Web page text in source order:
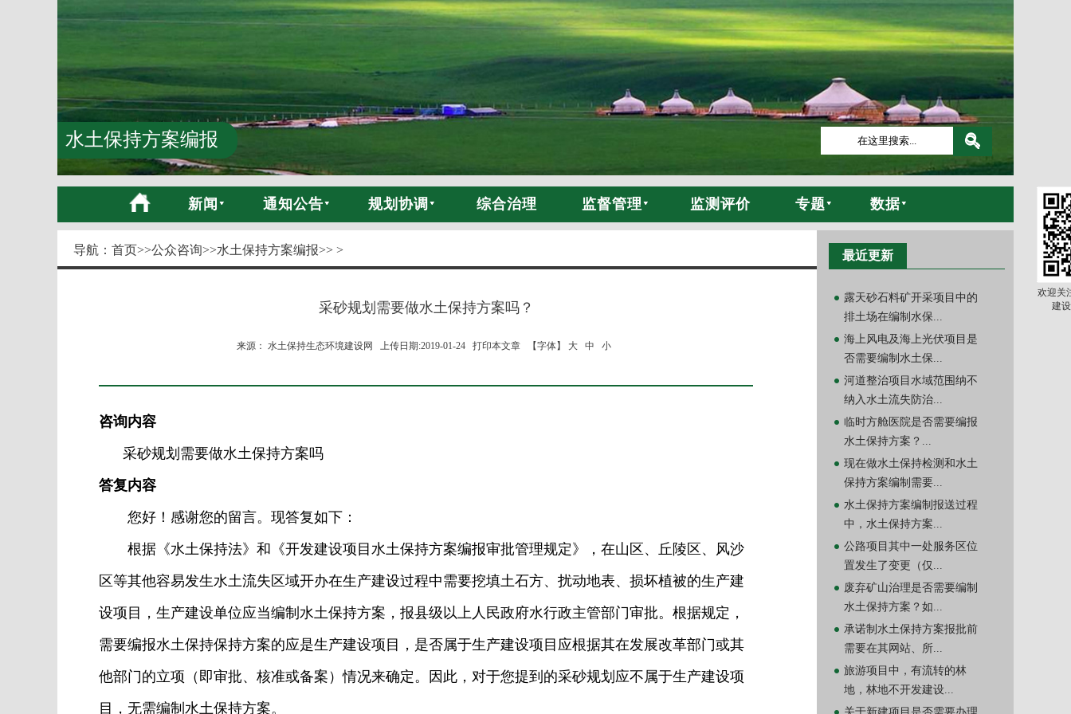
水土保持方案编报
新闻 通知公告 规划协调 综合治理 监督管理 监测评价 专题 数据
导航： 首页>>公众咨询>>水土保持方案编报>> >
采砂规划需要做水土保持方案吗？
来源： 水土保持生态环境建设网 上传日期:2019-01-24 打印本文章 【字体】 大 中 小
咨询内容
采砂规划需要做水土保持方案吗
答复内容
您好！感谢您的留言。现答复如下：
根据《水土保持法》和《开发建设项目水土保持方案编报审批管理规定》，在山区、丘陵区、风沙
区等其他容易发生水土流失区域开办在生产建设过程中需要挖填土石方、扰动地表、损坏植被的生产建
设项目，生产建设单位应当编制水土保持方案，报县级以上人民政府水行政主管部门审批。根据规定，
需要编报水土保持保持方案的应是生产建设项目，是否属于生产建设项目应根据其在发展改革部门或其
他部门的立项（即审批、核准或备案）情况来确定。因此，对于您提到的采砂规划应不属于生产建设项
目，无需编制水土保持方案。
最近更新
露天砂石料矿开采项目中的
排土场在编制水保...
海上风电及海上光伏项目是
否需要编制水土保...
河道整治项目水域范围纳不
纳入水土流失防治...
临时方舱医院是否需要编报
水土保持方案？...
现在做水土保持检测和水土
保持方案编制需要...
水土保持方案编制报送过程
中，水土保持方案...
公路项目其中一处服务区位
置发生了变更（仅...
废弃矿山治理是否需要编制
水土保持方案？如...
承诺制水土保持方案报批前
需要在其网站、所...
旅游项目中，有流转的林
地，林地不开发建设...
欢迎关
建